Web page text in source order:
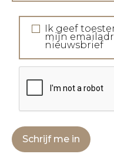
Ik geef
mijn
nieuwsbrief
Schrijf me in